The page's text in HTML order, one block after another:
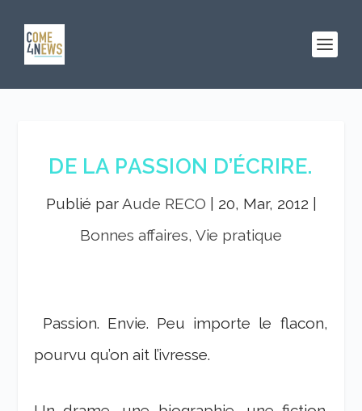
DE LA PASSION D’ÉCRIRE.
Publié parAude RECO 20, Mar, 2012
Bonnes affaires, Vie pratique
Passion. Envie. Peu importe le flacon,
pourvu qu’on ait l’ivresse.